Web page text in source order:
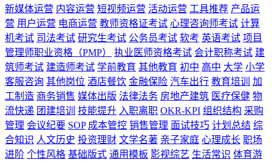
新媒体运营 内容运营 短视频运营 活动运营 工具推荐 产品运
营 用户运营 电商运营 教师资格证考试 心理咨询师考试 计算
机考试 司法考试 研究生考试 公务员考试 软考 英语考试 项目
管理师职业资格（PMP）
执业医师资格考试 会计职称考试 建
筑师考试 建造师考试 学前教育 其他教育 初中 高中 大学 小学
客服咨询 其他岗位 酒店餐饮 金融保险 汽车出行 教育培训
加
工制造 商务销售 媒体出版 法律法务 房地产建筑 医疗保健 物
流快递 团建培训 技能提升 入职离职 OKR-KPI 组织结构 采购
管理 会议纪要 SOP 成本管控 销售管理 面试技巧 计划总结 综
合知识 人文历史 投资理财 文学名著 亲子家庭 心理成长 职场
进阶 个性风格 基础版式 通用模板 影视综艺 生活常识 体育游